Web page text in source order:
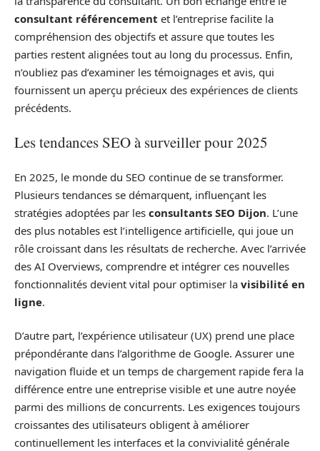
consultant référencement et l’entreprise facilite la
compréhension des objectifs et assure que toutes les
parties restent alignées tout au long du processus. Enfin,
n’oubliez pas d’examiner les témoignages et avis, qui
fournissent un aperçu précieux des expériences de clients
précédents.
Les tendances SEO à surveiller pour 2025
En 2025, le monde du SEO continue de se transformer.
Plusieurs tendances se démarquent, influençant les
stratégies adoptées par les consultants SEO Dijon. L’une
des plus notables est l’intelligence artificielle, qui joue un
rôle croissant dans les résultats de recherche. Avec l’arrivée
des AI Overviews, comprendre et intégrer ces nouvelles
fonctionnalités devient vital pour optimiser la visibilité en
ligne.
D’autre part, l’expérience utilisateur (UX) prend une place
prépondérante dans l’algorithme de Google. Assurer une
navigation fluide et un temps de chargement rapide fera la
différence entre une entreprise visible et une autre noyée
parmi des millions de concurrents. Les exigences toujours
croissantes des utilisateurs obligent à améliorer
continuellement les interfaces et la convivialité générale